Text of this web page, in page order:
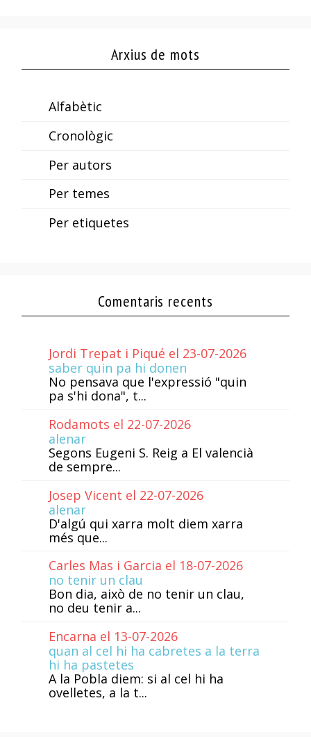
Arxius de mots
Alfabètic
Cronològic
Per autors
Per temes
Per etiquetes
Comentaris recents
Jordi Trepat i Piqué el 23-07-2026
saber quin pa hi donen
No pensava que l'expressió "quin
pa s'hi dona", t...
Rodamots el 22-07-2026
alenar
Segons Eugeni S. Reig a El valencià
de sempre...
Josep Vicent el 22-07-2026
alenar
D'algú qui xarra molt diem xarra
més que...
Carles Mas i Garcia el 18-07-2026
no tenir un clau
Bon dia, això de no tenir un clau,
no deu tenir a...
Encarna el 13-07-2026
quan al cel hi ha cabretes a la terra
hi ha pastetes
A la Pobla diem: si al cel hi ha
ovelletes, a la t...